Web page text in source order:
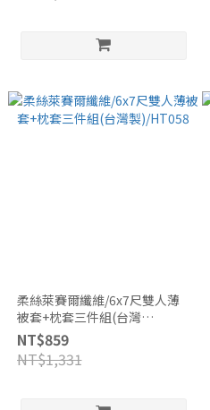
柔絲萊賽爾纖維/6x7尺雙人薄
被套+枕套三件組(台灣
製)/HT058
NT$859
NT$1,331